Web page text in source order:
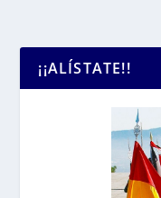
¡¡ALÍSTATE!!